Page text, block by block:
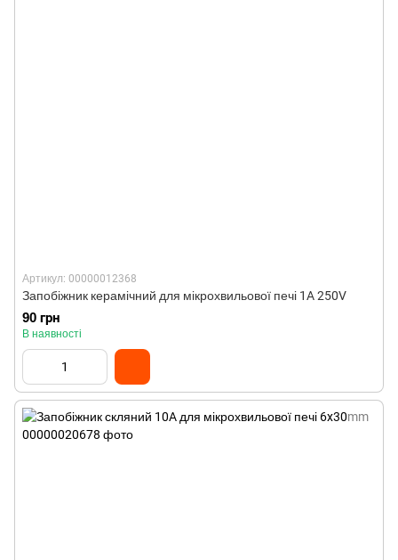
Артикул: 00000012368
Запобіжник керамічний для мікрохвильової печі 1A 250V
90 грн
В наявності